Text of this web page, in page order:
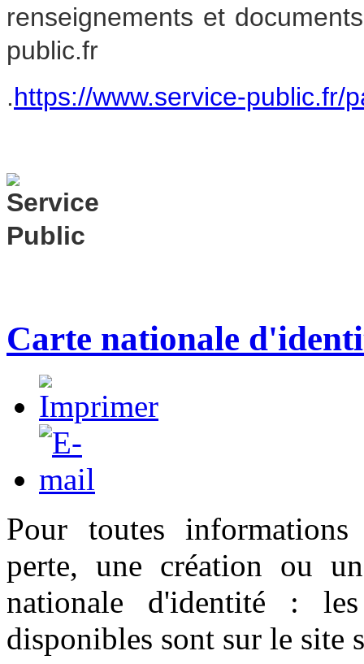
renseignements et
public.fr
.https://www.service-public.fr/
Carte nationale
Pour toutes
perte, une création ou
nationale d'identité : les
disponibles sont sur le site